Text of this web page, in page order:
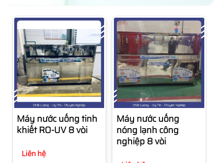
Máy nước uống tinh
khiết RO-UV 8 vòi
Liên hệ
Máy nước uống
nóng lạnh công
nghiệp 8 vòi